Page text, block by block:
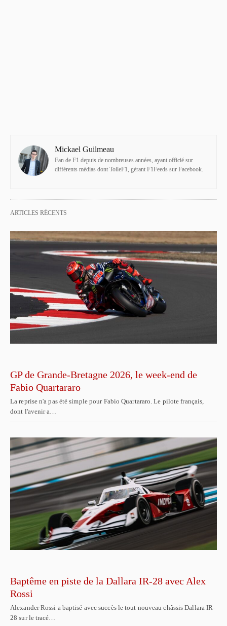
Mickael Guilmeau
Fan de F1 depuis de nombreuses années, ayant officié sur
différents médias dont ToileF1, gérant F1Feeds sur Facebook.
ARTICLES RÉCENTS
GP de Grande-Bretagne 2026, le week-end de
Fabio Quartararo
La reprise n'a pas été simple pour Fabio Quartararo. Le pilote français,
dont l'avenir a…
Baptême en piste de la Dallara IR-28 avec Alex
Rossi
Alexander Rossi a baptisé avec succès le tout nouveau châssis Dallara IR-
28 sur le tracé…